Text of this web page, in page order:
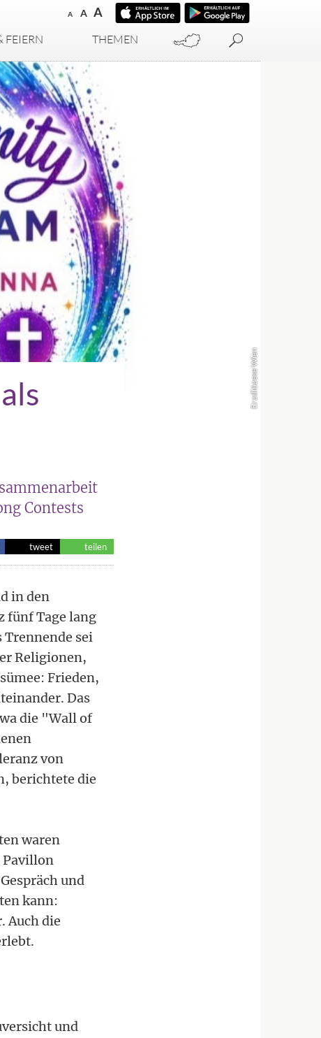
A A A
FEIERN THEMEN
Erzdiözese Wien
Contests
tweet teilen
in den
fünf Tage lang
sei
Religionen,
Frieden,
Das
die "Wall of
von
berichtete die
waren
Pavillon
und
kann:
Auch die
und